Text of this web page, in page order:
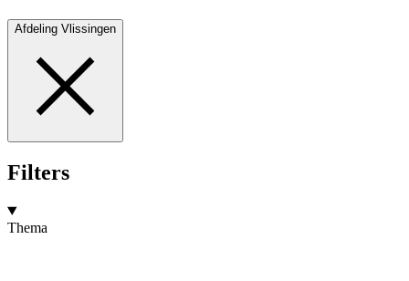
Afdeling Vlissingen
Filters
Thema